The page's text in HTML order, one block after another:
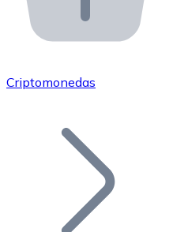
Integra nuestra API en tu
Únete a nuestra red de
Añade tu proyecto a
Criptomonedas